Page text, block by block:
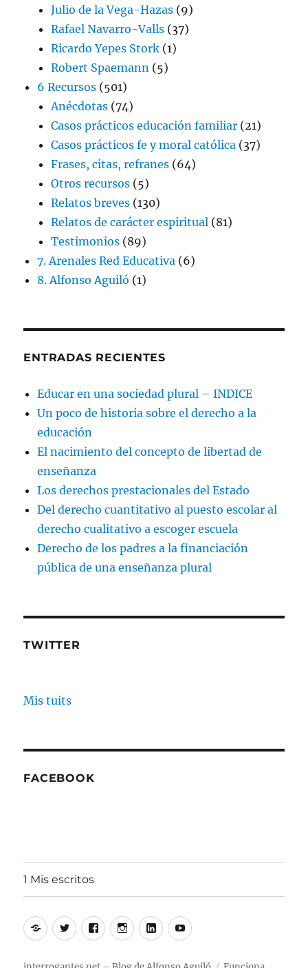
Julio de la Vega-Hazas (9)
Rafael Navarro-Valls (37)
Ricardo Yepes Stork (1)
Robert Spaemann (5)
6 Recursos (501)
Anécdotas (74)
Casos prácticos educación familiar (21)
Casos prácticos fe y moral católica (37)
Frases, citas, refranes (64)
Otros recursos (5)
Relatos breves (130)
Relatos de carácter espiritual (81)
Testimonios (89)
7. Arenales Red Educativa (6)
8. Alfonso Aguiló (1)
ENTRADAS RECIENTES
Educar en una sociedad plural – INDICE
Un poco de historia sobre el derecho a la
educación
El nacimiento del concepto de libertad de
enseñanza
Los derechos prestacionales del Estado
Del derecho cuantitativo al puesto escolar al
derecho cualitativo a escoger escuela
Derecho de los padres a la financiación
pública de una enseñanza plural
TWITTER
Mis tuits
FACEBOOK
1 Mis escritos
Alfonso
Aguiló
TwitterFacebookInstagram
LinkedinYoutube